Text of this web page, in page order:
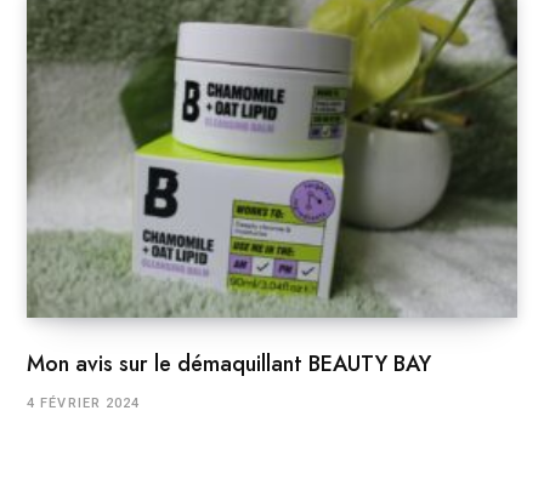
Mon avis sur le démaquillant BEAUTY BAY
4 FÉVRIER 2024